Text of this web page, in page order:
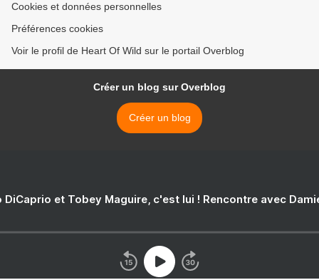
Cookies et données personnelles
Préférences cookies
Voir le profil de Heart Of Wild sur le portail Overblog
Créer un blog sur Overblog
Créer un blog
DiCaprio et Tobey Maguire, c'est lui ! Rencontre avec